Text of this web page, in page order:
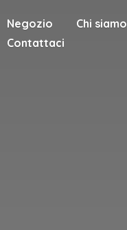
Negozio Chi siamo
Contattaci